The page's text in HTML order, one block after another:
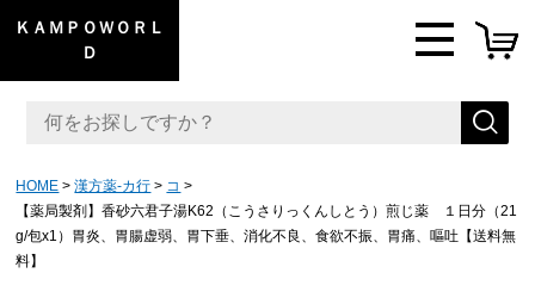
ＫＡＭＰＯＷＯＲＬ
Ｄ
HOME 漢方薬-カ行
コ
【薬局製剤】香砂六君子湯K62（こうさりっくんしとう）煎じ薬 １日分（21
g/包x1）胃炎、胃腸虚弱、胃下垂、消化不良、食欲不振、胃痛、嘔吐【送料無
料】